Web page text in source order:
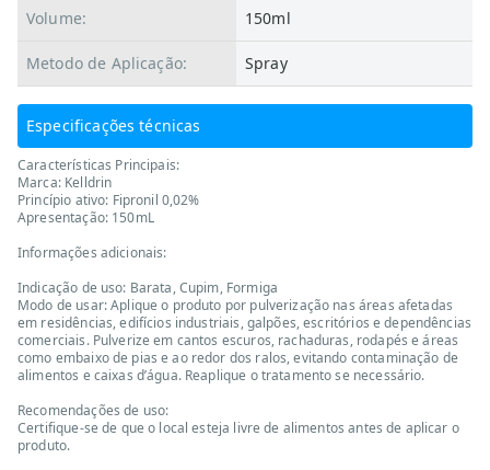
Volume: 150ml
Metodo de Aplicação: Spray
Especificações técnicas
Características Principais:
Marca: Kelldrin
Princípio ativo: Fipronil 0,02%
Apresentação: 150mL
Informações adicionais:
Indicação de uso: Barata, Cupim, Formiga
Modo de usar: Aplique o produto por pulverização nas áreas afetadas
em residências, edifícios industriais, galpões, escritórios e dependências
comerciais. Pulverize em cantos escuros, rachaduras, rodapés e áreas
como embaixo de pias e ao redor dos ralos, evitando contaminação de
alimentos e caixas d’água. Reaplique o tratamento se necessário.
Recomendações de uso:
Certifique-se de que o local esteja livre de alimentos antes de aplicar o
produto.